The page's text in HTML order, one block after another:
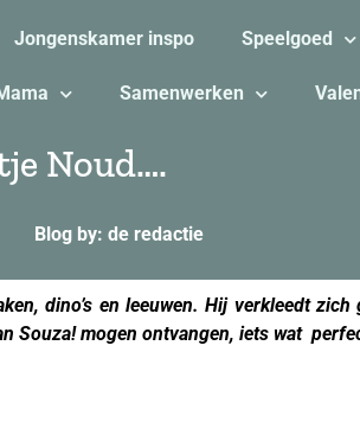
Jongenskamer inspo Speelgoed
Samenwerken
Noud….
Blog by: de redactie
dino’s en leeuwen. Hij verkleedt
Souza! mogen ontvangen, iets wat